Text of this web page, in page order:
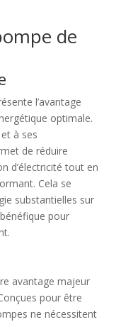
de
l’avantage
optimale.
à ses
de réduire
d’électricité tout en
Cela se
substantielles sur
pour
avantage majeur
pour être
ne nécessitent